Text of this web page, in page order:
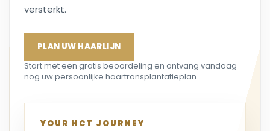
versterkt.
PLAN UW HAARLIJN
Start met een gratis beoordeling en ontvang vandaag
nog uw persoonlijke haartransplantatieplan.
YOUR HCT JOURNEY